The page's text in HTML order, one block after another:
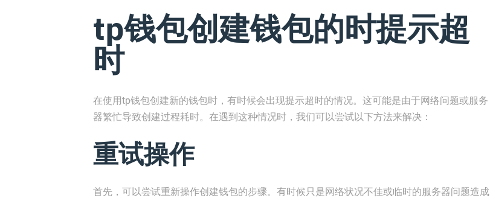
tp钱包创建钱包的时提示超
时
在使用tp钱包创建新的钱包时，有时候会出现提示超时的情况。这可能是由于网络问题或服务
器繁忙导致创建过程耗时。在遇到这种情况时，我们可以尝试以下方法来解决：
重试操作
首先，可以尝试重新操作创建钱包的步骤。有时候只是网络状况不佳或临时的服务器问题造成